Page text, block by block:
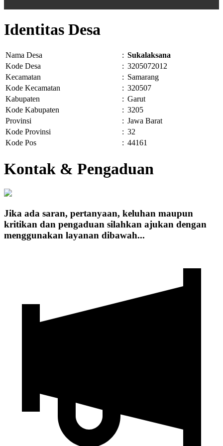
Identitas Desa
Nama Desa : Sukalaksana
Kode Desa
: 3205072012
Kecamatan
: Samarang
Kode Kecamatan
: 320507
Kabupaten
: Garut
Kode Kabupaten
: 3205
Provinsi
: Jawa Barat
Kode Provinsi
: 32
Kode Pos
: 44161
Kontak & Pengaduan
Jika ada saran, pertanyaan, keluhan maupun
kritikan dan pengaduan silahkan ajukan dengan
menggunakan layanan dibawah...